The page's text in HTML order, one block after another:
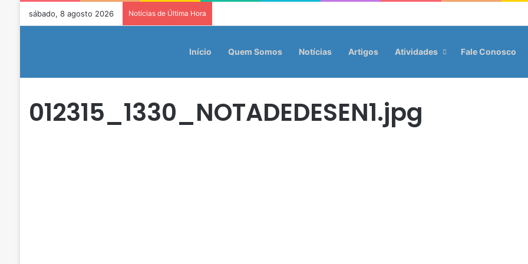
sábado, 8 agosto 2026 Notícias de Última Hora
Início Quem Somos Notícias Artigos Atividades Fale Conosco
012315_1330_NOTADEDESEN1.jpg